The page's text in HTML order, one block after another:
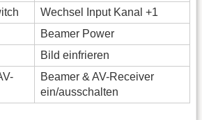
Wechsel Input Kanal +1
Beamer Power
Bild einfrieren
Beamer & AV-Receiver
ein/ausschalten